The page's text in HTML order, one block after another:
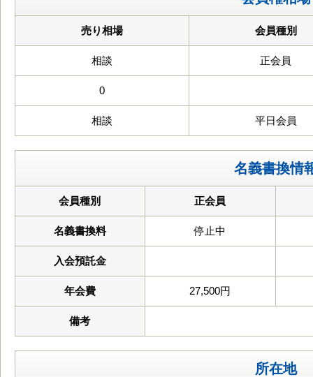
売り相場 会員種別
相談 正会員
0
相談 平日会員
名義書換情
会員種別 正会員
名義書換料 停止中
入会預託金
年会費 27,500円
備考
所在地